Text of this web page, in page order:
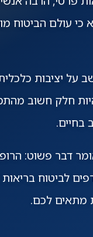
עולם הביטוח
על יציבות
חלק חשוב
בחיים.
דבר פשוט:
לביטוח
מתאים לכם.